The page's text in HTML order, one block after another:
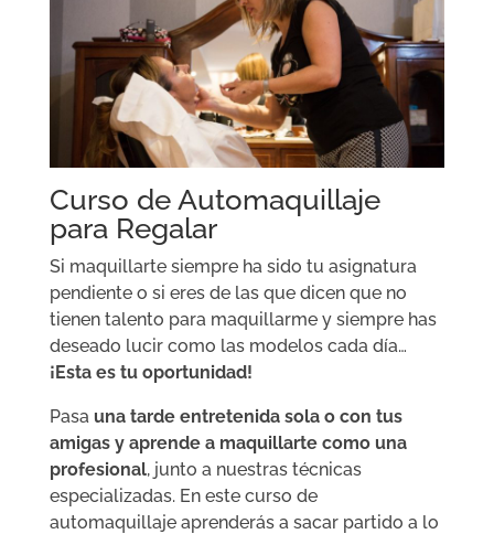
Curso de Automaquillaje
para Regalar
Si maquillarte siempre ha sido tu asignatura
pendiente o si eres de las que dicen que no
tienen talento para maquillarme y siempre has
deseado lucir como las modelos cada día…
¡Esta es tu oportunidad!
Pasa una tarde entretenida sola o con tus
amigas y aprende a maquillarte como una
profesional, junto a nuestras técnicas
especializadas. En este curso de
automaquillaje aprenderás a sacar partido a lo